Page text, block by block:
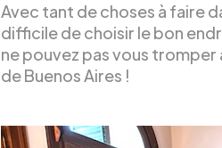
Avec tant de choses à faire
difficile de choisir le bon
ne pouvez pas vous tromper
de Buenos Aires !